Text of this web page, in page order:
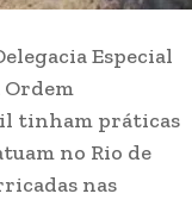
Especial
Ordem
tinham práticas
no Rio de
nas